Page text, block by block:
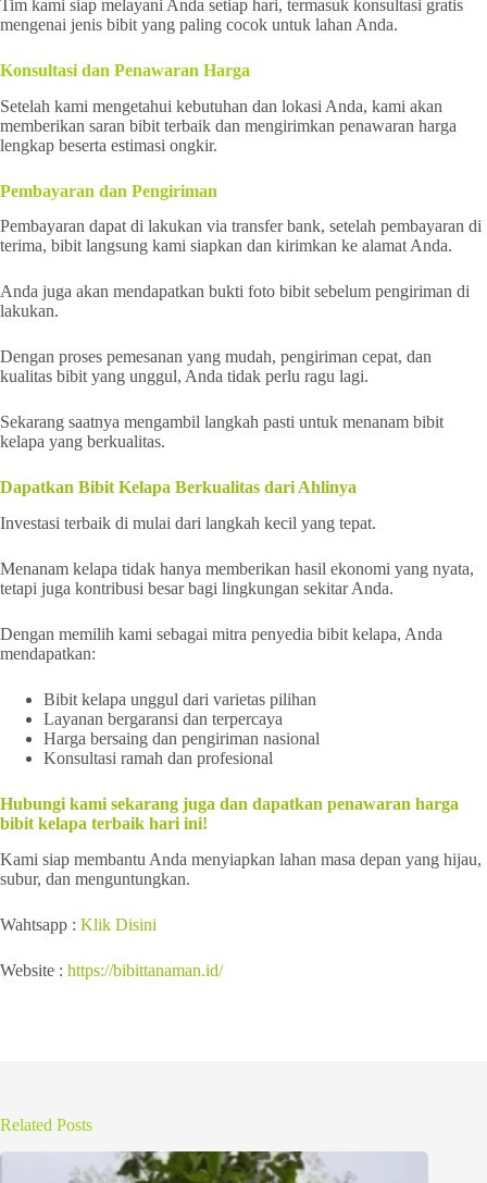
Tim kami siap melayani Anda setiap hari, termasuk konsultasi gratis
mengenai jenis bibit yang paling cocok untuk lahan Anda.
Konsultasi dan Penawaran Harga
Setelah kami mengetahui kebutuhan dan lokasi Anda, kami akan
memberikan saran bibit terbaik dan mengirimkan penawaran harga
lengkap beserta estimasi ongkir.
Pembayaran dan Pengiriman
Pembayaran dapat di lakukan via transfer bank, setelah pembayaran di
terima, bibit langsung kami siapkan dan kirimkan ke alamat Anda.
Anda juga akan mendapatkan bukti foto bibit sebelum pengiriman di
lakukan.
Dengan proses pemesanan yang mudah, pengiriman cepat, dan
kualitas bibit yang unggul, Anda tidak perlu ragu lagi.
Sekarang saatnya mengambil langkah pasti untuk menanam bibit
kelapa yang berkualitas.
Dapatkan Bibit Kelapa Berkualitas dari Ahlinya
Investasi terbaik di mulai dari langkah kecil yang tepat.
Menanam kelapa tidak hanya memberikan hasil ekonomi yang nyata,
tetapi juga kontribusi besar bagi lingkungan sekitar Anda.
Dengan memilih kami sebagai mitra penyedia bibit kelapa, Anda
mendapatkan:
Bibit kelapa unggul dari varietas pilihan
Layanan bergaransi dan terpercaya
Harga bersaing dan pengiriman nasional
Konsultasi ramah dan profesional
Hubungi kami sekarang juga dan dapatkan penawaran harga
bibit kelapa terbaik hari ini!
Kami siap membantu Anda menyiapkan lahan masa depan yang hijau,
subur, dan menguntungkan.
Wahtsapp : Klik Disini
Website : https://bibittanaman.id/
Related Posts